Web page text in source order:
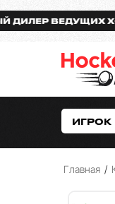
ВЕДУЩИХ
ИГРОК
Главная /